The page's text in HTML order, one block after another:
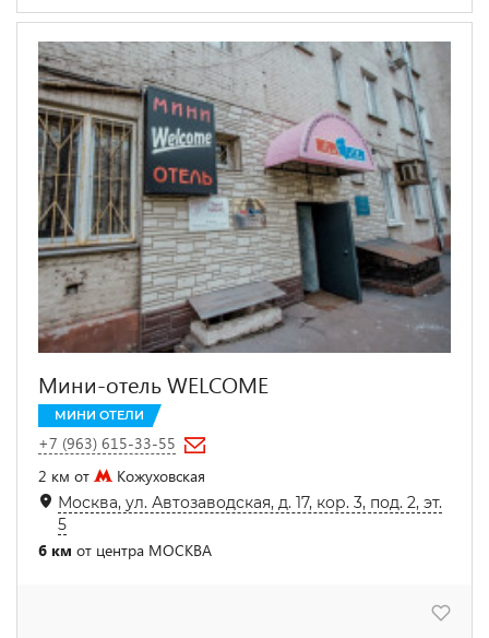
Мини-отель WELCOME
МИНИ ОТЕЛИ
+7 (963) 615-33-55
2 км от
Кожуховская
Москва, ул. Автозаводская, д. 17, кор. 3, под. 2, эт.
5
6 км от центра МОСКВА